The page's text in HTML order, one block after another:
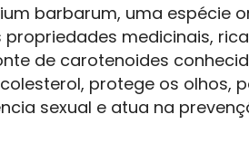
barbarum, uma espécie
medicinais,
de carotenoides
protege os olhos,
sexual e atua na